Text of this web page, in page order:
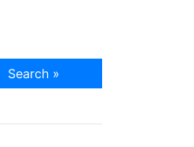
Search »